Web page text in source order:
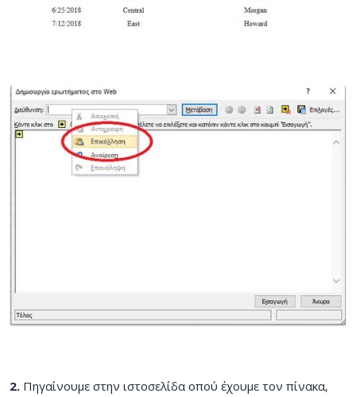
2. Πηγαίνουμε στην ιστοσελίδα οπού έχουμε τον πίνακα,